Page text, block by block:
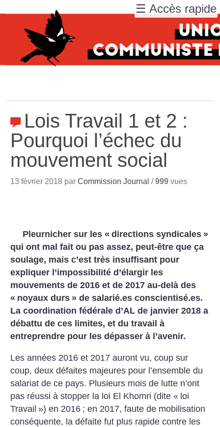
Lois Travail 1 et 2 :
Pourquoi l’échec du
mouvement social
13 février 2018 parCommission Journal /999 vues
Pleurnicher sur les « directions syndicales »
qui ont mal fait ou pas assez, peut-être que ça
soulage, mais c’est très insuffisant pour
expliquer l’impossibilité d’élargir les
mouvements de 2016 et de 2017 au-delà des
« noyaux durs » de salarié.es conscientisé.es.
La coordination fédérale d’AL de janvier 2018 a
débattu de ces limites, et du travail à
entreprendre pour les dépasser à l’avenir.
Les années 2016 et 2017 auront vu, coup sur
coup, deux défaites majeures pour l’ensemble du
salariat de ce pays. Plusieurs mois de lutte n’ont
pas réussi à stopper la loi El Khomri (dite « loi
Travail ») en 2016 ; en 2017, faute de mobilisation
conséquente, la défaite fut plus rapide contre les
☰ Accès rapide